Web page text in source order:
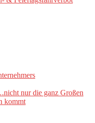
nur die ganz Großen
kommt